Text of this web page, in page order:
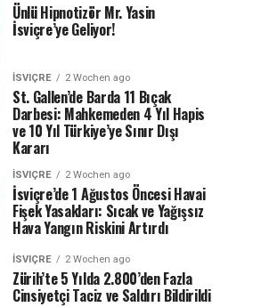
Ünlü Hipnotizör Mr. Yasin
İsviçre’ye Geliyor!
İSVIÇRE 2 Wochen ago
St. Gallen’de Barda 11 Bıçak
Darbesi: Mahkemeden 4 Yıl Hapis
ve 10 Yıl Türkiye’ye Sınır Dışı
Kararı
İSVIÇRE 2 Wochen ago
İsviçre’de 1 Ağustos Öncesi Havai
Fişek Yasakları: Sıcak ve Yağışsız
Hava Yangın Riskini Artırdı
İSVIÇRE 2 Wochen ago
Zürih’te 5 Yılda 2.800’den Fazla
Cinsiyetçi Taciz ve Saldırı Bildirildi